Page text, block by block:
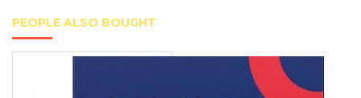
PEOPLE ALSO BOUGHT